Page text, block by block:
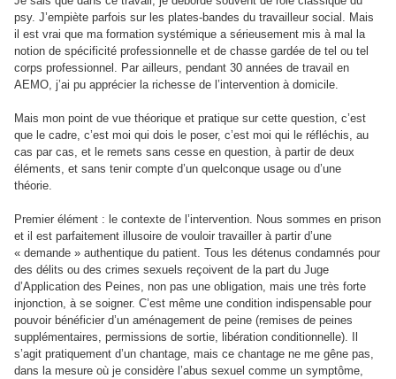
psy. J’empiète parfois sur les plates-bandes du travailleur social. Mais
il est vrai que ma formation systémique a sérieusement mis à mal la
notion de spécificité professionnelle et de chasse gardée de tel ou tel
corps professionnel. Par ailleurs, pendant 30 années de travail en
AEMO, j’ai pu apprécier la richesse de l’intervention à domicile.
Mais mon point de vue théorique et pratique sur cette question, c’est
que le cadre, c’est moi qui dois le poser, c’est moi qui le réfléchis, au
cas par cas, et le remets sans cesse en question, à partir de deux
éléments, et sans tenir compte d’un quelconque usage ou d’une
théorie.
Premier élément : le contexte de l’intervention. Nous sommes en prison
et il est parfaitement illusoire de vouloir travailler à partir d’une
« demande » authentique du patient. Tous les détenus condamnés pour
des délits ou des crimes sexuels reçoivent de la part du Juge
d’Application des Peines, non pas une obligation, mais une très forte
injonction, à se soigner. C’est même une condition indispensable pour
pouvoir bénéficier d’un aménagement de peine (remises de peines
supplémentaires, permissions de sortie, libération conditionnelle). Il
s’agit pratiquement d’un chantage, mais ce chantage ne me gêne pas,
dans la mesure où je considère l’abus sexuel comme un symptôme,